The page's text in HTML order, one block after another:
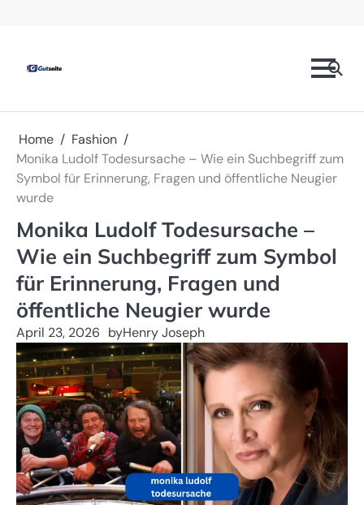
Home
Fashion
Monika Ludolf Todesursache – Wie ein Suchbegriff zum
Symbol für Erinnerung, Fragen und öffentliche Neugier
wurde
Monika Ludolf Todesursache –
Wie ein Suchbegriff zum Symbol
für Erinnerung, Fragen und
öffentliche Neugier wurde
April 23, 2026 byHenry Joseph